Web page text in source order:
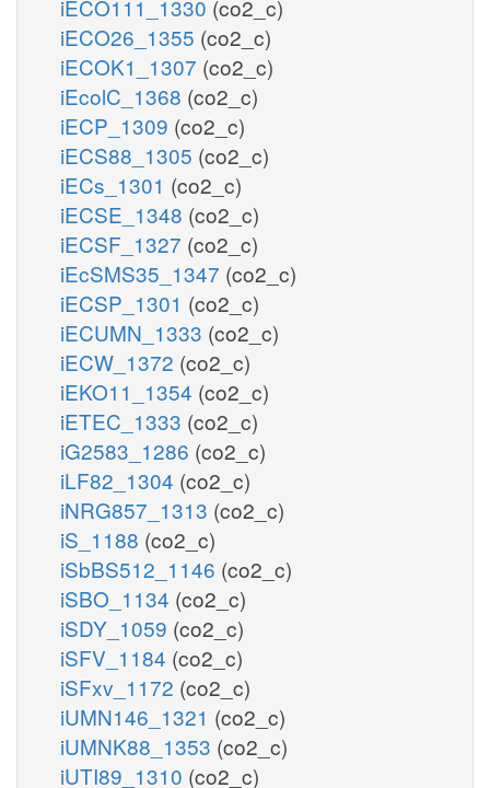
iECO111_1330 (co2_c)
iECO26_1355 (co2_c)
iECOK1_1307 (co2_c)
iEcolC_1368 (co2_c)
iECP_1309 (co2_c)
iECS88_1305 (co2_c)
iECs_1301 (co2_c)
iECSE_1348 (co2_c)
iECSF_1327 (co2_c)
iEcSMS35_1347 (co2_c)
iECSP_1301 (co2_c)
iECUMN_1333 (co2_c)
iECW_1372 (co2_c)
iEKO11_1354 (co2_c)
iETEC_1333 (co2_c)
iG2583_1286 (co2_c)
iLF82_1304 (co2_c)
iNRG857_1313 (co2_c)
iS_1188 (co2_c)
iSbBS512_1146 (co2_c)
iSBO_1134 (co2_c)
iSDY_1059 (co2_c)
iSFV_1184 (co2_c)
iSFxv_1172 (co2_c)
iUMN146_1321 (co2_c)
iUMNK88_1353 (co2_c)
iUTI89_1310 (co2_c)